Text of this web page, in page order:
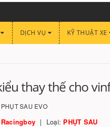
DỊCH VỤ KỸ THUẬT XE
thay thế cho
PHỤT SAU EVO
Racingboy Loại: PHỤT SAU